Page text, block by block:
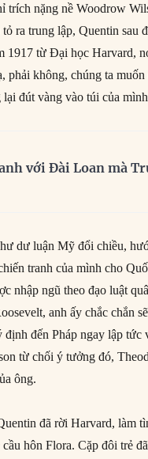
trích nặng nề Woodrow
ra trung lập, Quentin sau
1917 từ Đại học Harvard,
phải không, chúng ta
đút vàng vào túi của
với Đài Loan mà
dư luận Mỹ đổi chiều,
tranh của mình cho
nhập ngũ theo đạo luật
anh ấy chắc chắn
định đến Pháp ngay lập
từ chối ý tưởng đó,
ông.
đã rời Harvard, làm
hôn Flora. Cặp đôi trẻ